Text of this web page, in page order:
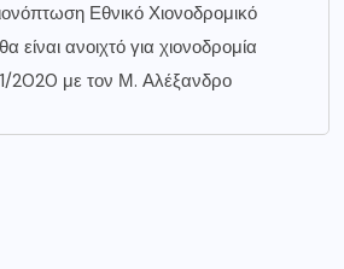
Εθνικό Χιονοδρομικό
είναι ανοιχτό για χιονοδρομία
2020 με τον Μ. Αλέξανδρο